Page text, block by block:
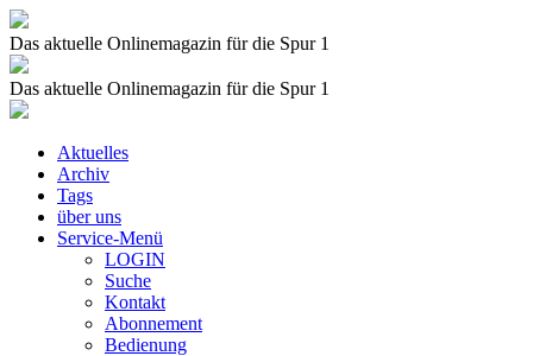
Das aktuelle Onlinemagazin für die Spur 1
Das aktuelle Onlinemagazin für die Spur 1
Aktuelles
Archiv
Tags
über uns
Service-Menü
LOGIN
Suche
Kontakt
Abonnement
Bedienung